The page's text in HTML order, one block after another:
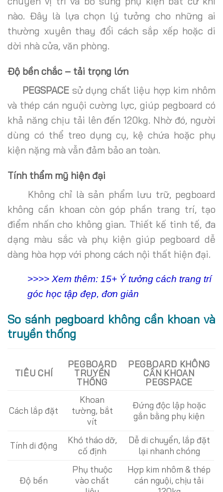
nào. Đây là lựa chọn lý tưởng cho những ai
thường xuyên thay đổi cách sắp xếp hoặc di
dời nhà cửa, văn phòng.
Độ bền chắc – tải trọng lớn
PEGSPACEsử dụng chất liệu hợp kim nhôm
và thép cán nguội cường lực, giúp pegboard có
khả năng chịu tải lên đến 120kg. Nhờ đó, người
dùng có thể treo dụng cụ, kệ chứa hoặc phụ
kiện nặng mà vẫn đảm bảo an toàn.
Tính thẩm mỹ hiện đại
Không chỉ là sản phẩm lưu trữ, pegboard
không cần khoan còn góp phần trang trí, tạo
điểm nhấn cho không gian. Thiết kế tinh tế, đa
dạng màu sắc và phụ kiện giúp pegboard dễ
dàng hòa hợp với phong cách nội thất hiện đại.
>>>> Xem thêm: 15+ Ý tưởng cách trang trí
góc học tập đẹp, đơn giản
So sánh pegboard không cần khoan và
truyền thống
TIÊU CHÍ
PEGBOARD
TRUYỀN
THỐNG
PEGBOARD KHÔNG
CẦN KHOAN
PEGSPACE
Cách lắp đặt
Khoan
tường, bắt
vít
Đứng độc lập hoặc
gắn bằng phụ kiện
Tính di động
Khó tháo dỡ,
cố định
Dễ di chuyển, lắp đặt
lại nhanh chóng
Độ bền
Phụ thuộc
vào chất
Hợp kim nhôm & thép
cán nguội, chịu tải